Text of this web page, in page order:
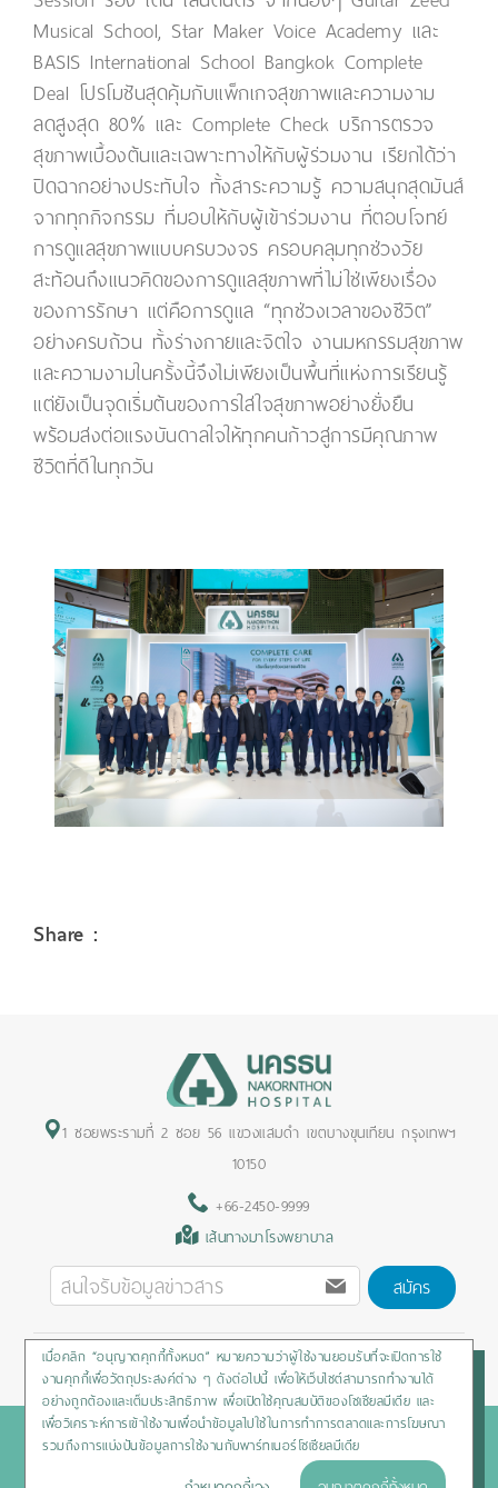
Musical School, Star Maker Voice Academy และ
BASIS International School Bangkok Complete
Deal โปรโมชันสุดคุ้มกับแพ็กเกจสุขภาพและความงาม
ลดสูงสุด 80% และ Complete Check บริการตรวจ
สุขภาพเบื้องต้นและเฉพาะทางให้กับผู้ร่วมงาน เรียกได้ว่า
ปิดฉากอย่างประทับใจ ทั้งสาระความรู้ ความสนุกสุดมันส์
จากทุกกิจกรรม ที่มอบให้กับผู้เข้าร่วมงาน ที่ตอบโจทย์
การดูแลสุขภาพแบบครบวงจร ครอบคลุมทุกช่วงวัย
สะท้อนถึงแนวคิดของการดูแลสุขภาพที่ไม่ใช่เพียงเรื่อง
ของการรักษา แต่คือการดูแล “ทุกช่วงเวลาของชีวิต”
อย่างครบถ้วน ทั้งร่างกายและจิตใจ งานมหกรรมสุขภาพ
และความงามในครั้งนี้จึงไม่เพียงเป็นพื้นที่แห่งการเรียนรู้
แต่ยังเป็นจุดเริ่มต้นของการใส่ใจสุขภาพอย่างยั่งยืน
พร้อมส่งต่อแรงบันดาลใจให้ทุกคนก้าวสู่การมีคุณภาพ
ชีวิตที่ดีในทุกวัน
Share :
1 ซอยพระรามที่ 2 ซอย 56 แขวงแสมดำ เขตบางขุนเทียน กรุงเทพฯ
10150
+66-2450-9999
เส้นทางมาโรงพยาบาล
สมัคร
Privacy Policy/Cookies Policy/Sitemap/สิทธิผู้ป่วย
Copyright © 2020 Nakornthon Hospital. All rights reserved
เมื่อคลิก “อนุญาตคุกกี้ทั้งหมด” หมายความว่าผู้ใช้งานยอมรับที่จะเปิดการใช้
งานคุกกี้เพื่อวัตถุประสงค์ต่าง ๆ ดังต่อไปนี้ เพื่อให้เว็บไซต์สามารถทำงานได้
อย่างถูกต้องและเต็มประสิทธิภาพ เพื่อเปิดใช้คุณสมบัติของโซเชียลมีเดีย และ
เพื่อวิเคราะห์การเข้าใช้งานเพื่อนำข้อมูลไปใช้ในการทำการตลาดและการโฆษณา
รวมถึงการแบ่งปันข้อมูลการใช้งานกับพาร์ทเนอร์โซเชียลมีเดีย